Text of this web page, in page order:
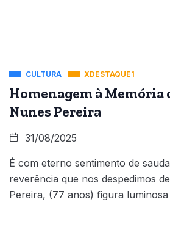
CULTURA XDESTAQUE1
Homenagem à Memória
Nunes Pereira
31/08/2025
É com eterno sentimento de
reverência que nos despedimos
Pereira, (77 anos) figura luminosa